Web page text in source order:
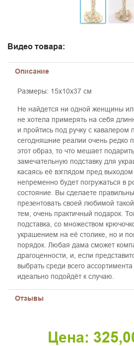
Видео товара:
Описание
Размеры: 15х10х37 см
Не найдется ни одной женщины
не хотела примерять на себя
и пройтись под ручку с кавалером
сегодняшние реалии очень редко
этот образ, то что мешает
замечательную подставку для
касаясь её взглядом пред
непременно будет погружаться в
состояние. Вы сделаете
презентовать своей любимой
тем, очень практичный подарок.
подставка, со множеством
украшением на её столике, но и
порядок. Любая дама сможет
драгоценности, и, если
выбрать среди всего
идеально подойдёт к случаю.
Отзывы
Цена: